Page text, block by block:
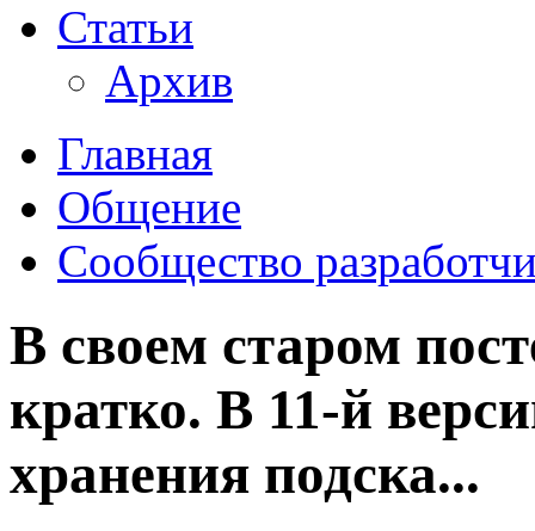
Статьи
Архив
Главная
Общение
Сообщество
В своем старом
кратко. В 11-й
хранения подска...